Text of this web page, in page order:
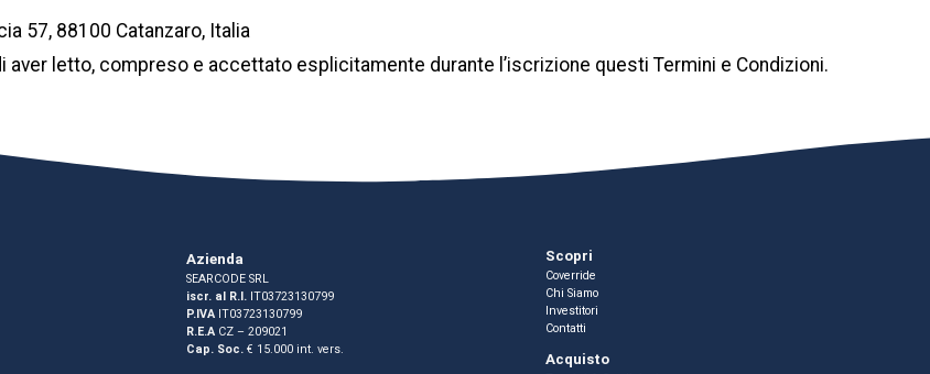
57, 88100 Catanzaro, Italia
aver letto, compreso e accettato esplicitamente durante l’iscrizione questi Termini e Condizioni.
Azienda
SEARCODE SRL
iscr. al R.I. IT03723130799
P.IVAIT03723130799
R.E.ACZ – 209021
Cap. Soc.€ 15.000 int. vers.
Scopri
Coverride
Chi Siamo
Investitori
Contatti
Acquisto